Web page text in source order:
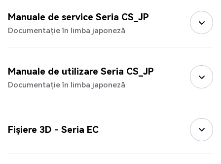
Manuale de service Seria CS_JP
Documentație în limba japoneză
Manuale de utilizare Seria CS_JP
Documentație în limba japoneză
Fișiere 3D - Seria EC